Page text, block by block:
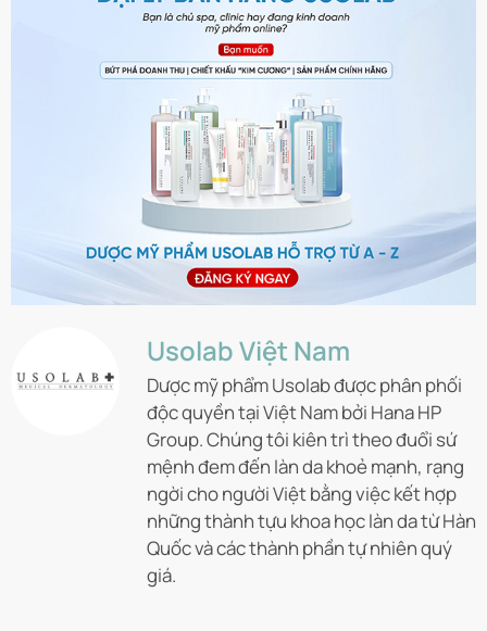
Usolab Việt Nam
Dược mỹ phẩm Usolab được phân phối
độc quyền tại Việt Nam bởi Hana HP
Group. Chúng tôi kiên trì theo đuổi sứ
mệnh đem đến làn da khoẻ mạnh, rạng
ngời cho người Việt bằng việc kết hợp
những thành tựu khoa học làn da từ Hàn
Quốc và các thành phần tự nhiên quý
giá.